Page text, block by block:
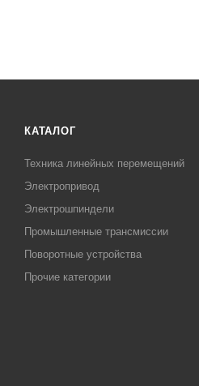
КАТАЛОГ
Техника линейных перемещений
Электропривод
Электрошпиндели
Промышленные трансмиссии
Поворотные устройства
Прочие категории